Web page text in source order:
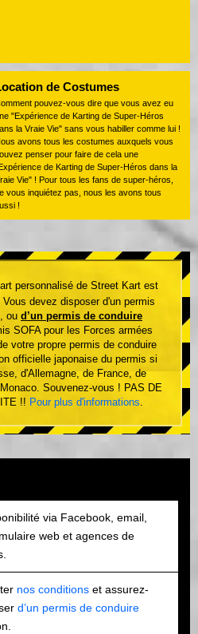
de Costumes
pouvez-vous dire que vous avez eu
"Expérience de Karting de Super-Héros
la Vraie Vie" sans vous habiller comme lui !
avons tous les costumes auxquels vous
penser pour faire de cela une
de Karting de Super-Héros dans la
Vie" ! Pour tous les fans de super-héros,
vous inquiétez pas, nous les avons tous
!
personnalisé de Street Kart est
devez disposer d'un permis
ou d’un permis de conduire
SOFA pour les Forces armées
votre propre permis de conduire
officielle japonaise du permis si
d'Allemagne, de France, de
Souvenez-vous ! PAS DE
!! Pour plus d'informations.
via Facebook, email,
web et agences de
nos conditions et assurez-
d’un permis de conduire